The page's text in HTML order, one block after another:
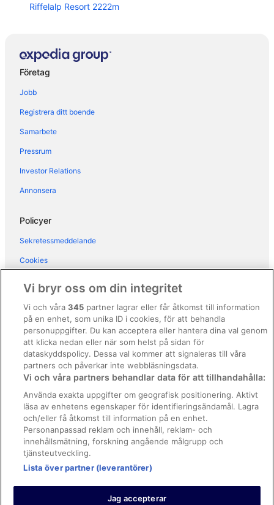
Riffelalp Resort 2222m
Hotel Hemizeus & Iremia Spa
Backstage Boutique SPA Hotel
Hotel Parnass
Adonis
Grand Hotel Zermatterhof
Silvana Mountain Hotel
Apartments Patricia
Hotel Alphubel Zermatt
Hotel Matthiol
Hotel Jägerhof
Europe Hotel & Spa
Företag
Jobb
Registrera ditt boende
Samarbete
Pressrum
Investor Relations
Annonsera
Policyer
Sekretessmeddelande
Cookies
Regler och villkor för Vrbo
Tillgänglighetsanpassning
Juridisk information/Kontakta oss
Riktlinjer för innehåll och anmäla innehåll
Hjälp
Kontakta oss
Avboka eller ändra din bokning
Boka ett flyg med flygbolagskredit
Återbetalningsprocess och tidslinjer
Vi bryr oss om din integritet
Vi och våra345 partner lagrar eller får åtkomst till information
på en enhet, som unika ID i cookies, för att behandla
personuppgifter. Du kan acceptera eller hantera dina val genom
att klicka nedan eller när som helst på sidan för
dataskyddspolicy. Dessa val kommer att signaleras till våra
partners och påverkar inte webbläsningsdata.
Vi och våra partners behandlar data för att tillhandahålla:
Använda exakta uppgifter om geografisk positionering. Aktivt
läsa av enhetens egenskaper för identifieringsändamål. Lagra
och/eller få åtkomst till information på en enhet.
Personanpassad reklam och innehåll, reklam- och
innehållsmätning, forskning angående målgrupp och
tjänsteutveckling.
Lista över partner (leverantörer)
Jag accepterar